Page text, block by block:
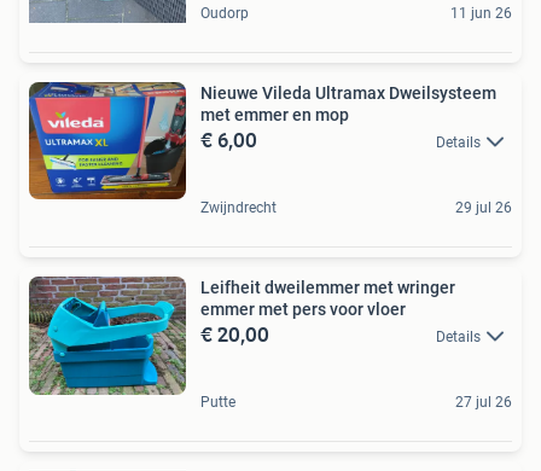
Oudorp 11 jun 26
Nieuwe Vileda Ultramax Dweilsysteem
met emmer en mop
€ 6,00 Details
Zwijndrecht 29 jul 26
Leifheit dweilemmer met wringer
emmer met pers voor vloer
€ 20,00 Details
Putte 27 jul 26